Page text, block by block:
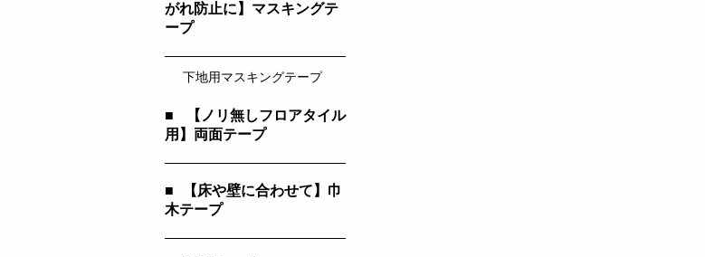
がれ防止に】マスキングテ
ープ
下地用マスキングテープ
■
【ノリ無しフロアタイル
用】両面テープ
■
【床や壁に合わせて】巾
木テープ